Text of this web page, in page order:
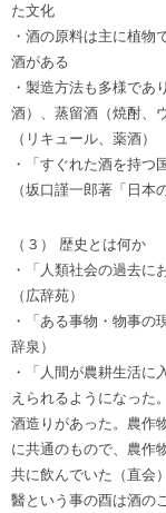
た文化
・酒の原料は主に植物
酒がある
・製造方法も多様であ
酒）、蒸留酒（焼酎、
（リキュール、薬酒）
・「すぐれた酒を持つ
（坂口謹一郎著「日本
（３） 歴史とは何か
・「人類社会の過去に
（広辞苑）
・「ある事物・物事の
辞泉）
・「人間が農耕生活に
えられるようになった
酒造りがあった。農作
に共通のもので、農作
共に飲んでいた（直会
醫という事の酉は酒の